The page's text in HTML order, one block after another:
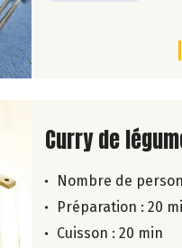
Lire la suite de
Curry de
Nombre de
Préparation : 20
Cuisson : 20 min